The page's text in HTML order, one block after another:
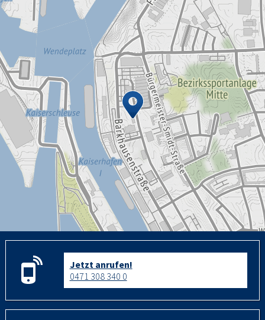
Jetzt anrufen!
0471 308 340 0